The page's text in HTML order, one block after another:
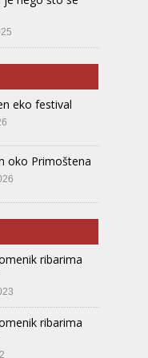
eko festival
oko Primoštena
ribarima
ribarima